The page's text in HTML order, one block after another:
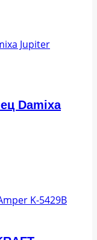
Damixa